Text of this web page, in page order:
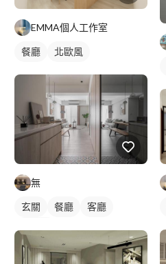
EMMA個人工作室
餐廳 北歐風
無
玄關 餐廳
客廳